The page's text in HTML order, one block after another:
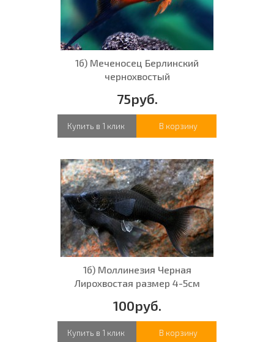
1б) Меченосец Берлинский
чернохвостый
75руб.
Купить в 1 клик В корзину
1б) Моллинезия Черная
Лирохвостая размер 4-5см
100руб.
Купить в 1 клик В корзину